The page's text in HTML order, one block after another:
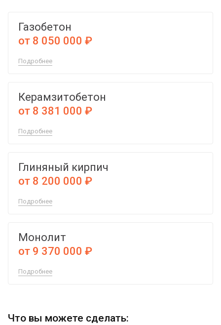
Газобетон
от 8 050 000 ₽
Подробнее
Керамзитобетон
от 8 381 000 ₽
Подробнее
Глиняный кирпич
от 8 200 000 ₽
Подробнее
Монолит
от 9 370 000 ₽
Подробнее
Что вы можете сделать: